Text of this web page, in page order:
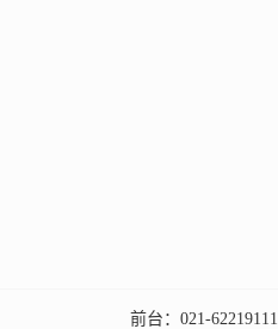
前台：021-62219111